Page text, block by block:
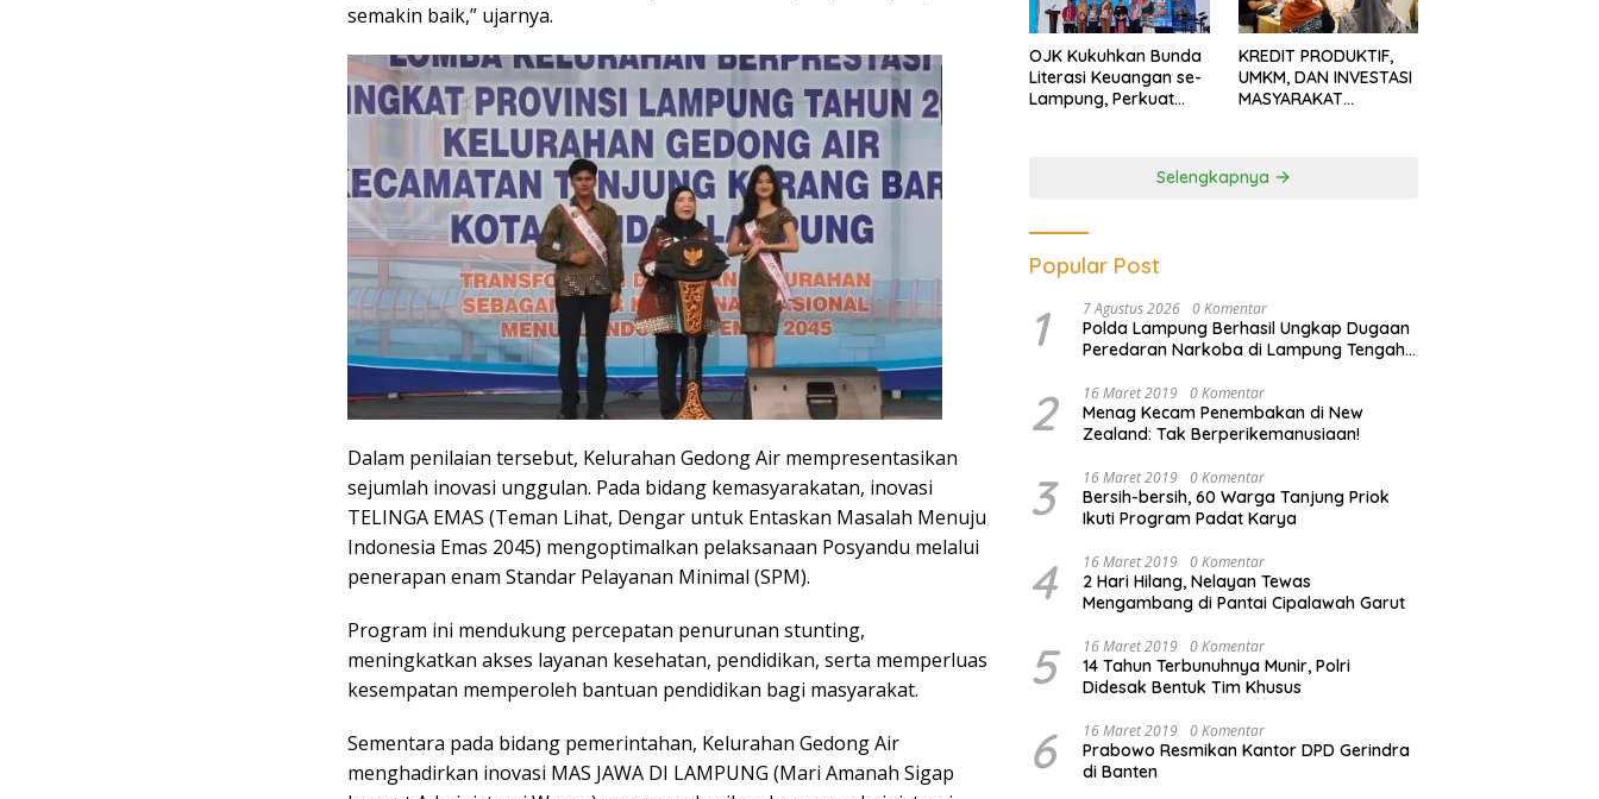
semakin baik,” ujarnya.
Dalam penilaian tersebut, Kelurahan Gedong Air mempresentasikan
sejumlah inovasi unggulan. Pada bidang kemasyarakatan, inovasi
TELINGA EMAS (Teman Lihat, Dengar untuk Entaskan Masalah Menuju
Indonesia Emas 2045) mengoptimalkan pelaksanaan Posyandu melalui
penerapan enam Standar Pelayanan Minimal (SPM).
Program ini mendukung percepatan penurunan stunting,
meningkatkan akses layanan kesehatan, pendidikan, serta memperluas
kesempatan memperoleh bantuan pendidikan bagi masyarakat.
Sementara pada bidang pemerintahan, Kelurahan Gedong Air
menghadirkan inovasi MAS JAWA DI LAMPUNG (Mari Amanah Sigap
OJK Kukuhkan Bunda
Literasi Keuangan se-
Lampung, Perkuat
KREDIT PRODUKTIF,
UMKM, DAN INVESTASI
MASYARAKAT
Selengkapnya
Popular Post
1 7 Agustus 2026 0 Komentar
Polda Lampung Berhasil Ungkap Dugaan
Peredaran Narkoba di Lampung Tengah,
2 16 Maret 2019 0 Komentar
Menag Kecam Penembakan di New
Zealand: Tak Berperikemanusiaan!
3 16 Maret 2019 0 Komentar
Bersih-bersih, 60 Warga Tanjung Priok
Ikuti Program Padat Karya
4 16 Maret 2019 0 Komentar
2 Hari Hilang, Nelayan Tewas
Mengambang di Pantai Cipalawah Garut
5 16 Maret 2019 0 Komentar
14 Tahun Terbunuhnya Munir, Polri
Didesak Bentuk Tim Khusus
6 16 Maret 2019 0 Komentar
Prabowo Resmikan Kantor DPD Gerindra
di Banten